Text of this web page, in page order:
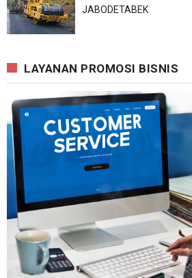
JABODETABEK
LAYANAN PROMOSI BISNIS